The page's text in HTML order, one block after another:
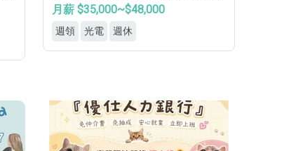
免學經歷✔免健檢✔免輪班✔
月薪 $35,000~$48,000
週領 光電 週休